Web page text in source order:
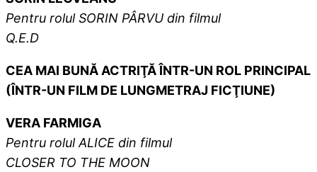
Pentru rolulSORIN PÂRVU din filmul
Q.E.D
CEA MAI BUNĂ ACTRIŢĂ ÎNTR-UN ROL PRINCIPAL
(ÎNTR-UN FILM DE LUNGMETRAJ FICŢIUNE)
VERA FARMIGA
Pentru rolulALICE din filmul
CLOSER TO THE MOON